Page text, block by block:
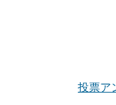
投票ア